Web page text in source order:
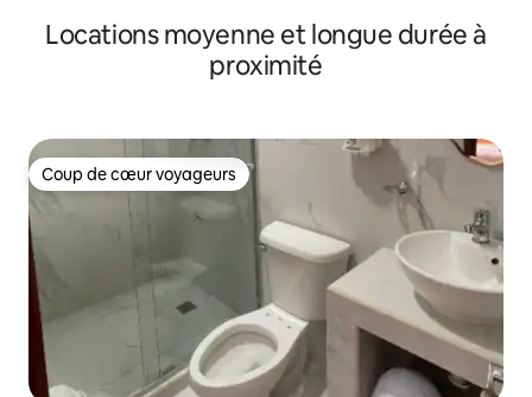
Locations moyenne et longue durée à
proximité
Coup de cœur voyageurs
Coup de cœur voyageurs